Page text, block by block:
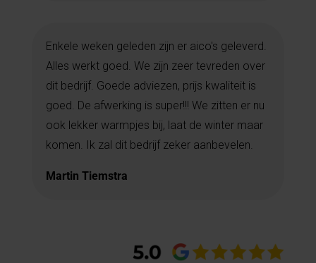
Enkele weken geleden zijn er aico's geleverd.
Alles werkt goed. We zijn zeer tevreden over
dit bedrijf. Goede adviezen, prijs kwaliteit is
goed. De afwerking is super!!! We zitten er nu
ook lekker warmpjes bij, laat de winter maar
komen.
Ik zal dit bedrijf zeker aanbevelen.
Martin Tiemstra